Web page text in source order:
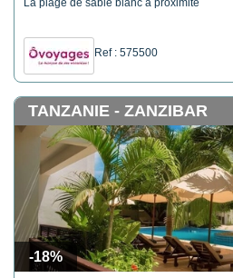
La plage de sable blanc à proximité
Ref : 575500
-18%
TANZANIE - ZANZIBAR